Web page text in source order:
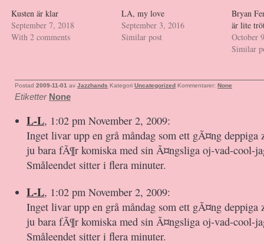
Kusten är klar
September 7, 2018
With 2 comments
LA, my love
September 3, 2016
Similar post
Bryan
är lite
October
Similar
Postad 2009-11-01 av Jazzhands Kategori Uncategorized Kommentarer: None
Etiketter None
L-L, 1:02 pm November 2, 2009:
Inget livar upp en grå måndag som ett gÃ¤ng deppiga
ju bara fÃ¶r komiska med sin Ã¤ngsliga oj-vad-cool-
Småleendet sitter i flera minuter.
L-L, 1:02 pm November 2, 2009:
Inget livar upp en grå måndag som ett gÃ¤ng deppiga
ju bara fÃ¶r komiska med sin Ã¤ngsliga oj-vad-cool-
Småleendet sitter i flera minuter.